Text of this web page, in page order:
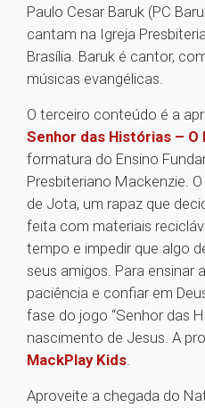
Paulo Cesar Baruk (PC
cantam na Igreja
Brasília. Baruk é cantor,
músicas evangélicas.
O terceiro conteúdo é a
Senhor das Histórias – O
formatura do Ensino
Presbiteriano Mackenzie.
de Jota, um rapaz que
feita com materiais
tempo e impedir que algo
seus amigos. Para ensinar
paciência e confiar em
fase do jogo “Senhor das
nascimento de Jesus. A
MackPlay Kids.
Aproveite a chegada do